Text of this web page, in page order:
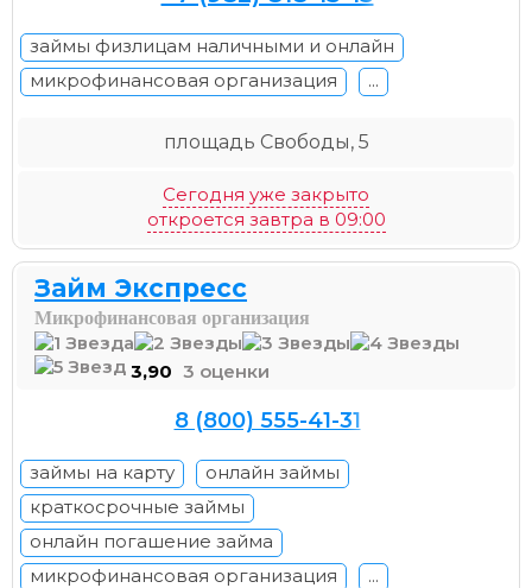
займы физлицам наличными и онлайн
микрофинансовая организация
...
площадь Свободы, 5
Сегодня уже закрыто
откроется завтра в 09:00
Займ Экспресс
Микрофинансовая организация
3,90 3 оценки
8 (800) 555-41-31
займы на карту
онлайн займы
краткосрочные займы
онлайн погашение займа
микрофинансовая организация
...